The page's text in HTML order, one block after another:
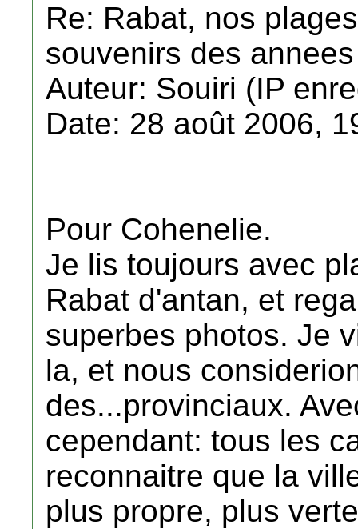
Re: Rabat, nos
souvenirs des annees
Auteur: Souiri (IP
Date: 28 août 2006,
Pour Cohenelie.
Je lis toujours avec
Rabat d'antan, et
superbes photos. Je
la, et nous
des...provinciaux.
cependant: tous les
reconnaitre que la
plus propre, plus